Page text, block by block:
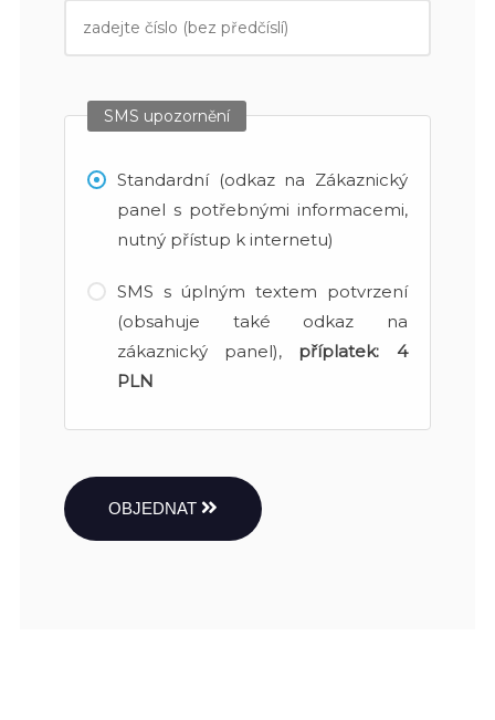
SMS upozornění
Standardní (odkaz na Zákaznický
panel s potřebnými informacemi,
nutný přístup k internetu)
SMS s úplným textem potvrzení
(obsahuje také odkaz na
zákaznický panel), příplatek: 4
PLN
OBJEDNAT